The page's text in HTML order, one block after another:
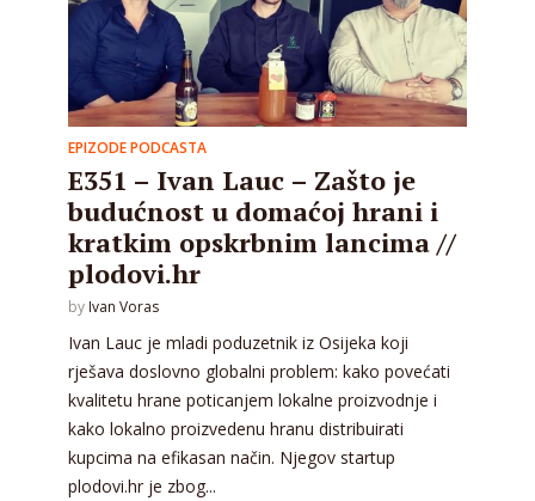
EPIZODE PODCASTA
E351 – Ivan Lauc – Zašto je
budućnost u domaćoj hrani i
kratkim opskrbnim lancima //
plodovi.hr
by Ivan Voras
Ivan Lauc je mladi poduzetnik iz Osijeka koji
rješava doslovno globalni problem: kako povećati
kvalitetu hrane poticanjem lokalne proizvodnje i
kako lokalno proizvedenu hranu distribuirati
kupcima na efikasan način. Njegov startup
plodovi.hr je zbog...